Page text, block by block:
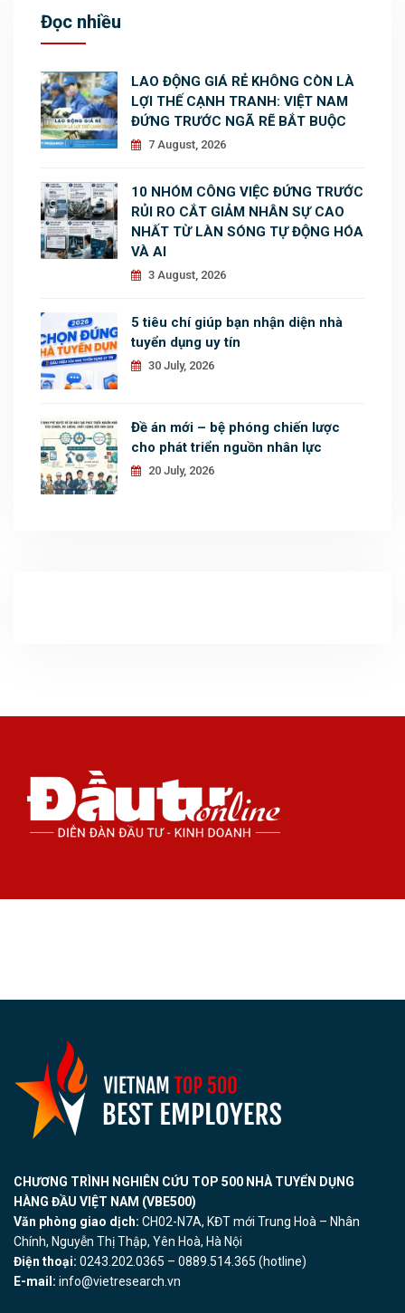
Đọc nhiều
LAO ĐỘNG GIÁ RẺ KHÔNG CÒN LÀ
LỢI THẾ CẠNH TRANH: VIỆT NAM
ĐỨNG TRƯỚC NGÃ RẼ BẮT BUỘC
7 August, 2026
10 NHÓM CÔNG VIỆC ĐỨNG TRƯỚC
RỦI RO CẮT GIẢM NHÂN SỰ CAO
NHẤT TỪ LÀN SÓNG TỰ ĐỘNG HÓA
VÀ AI
3 August, 2026
5 tiêu chí giúp bạn nhận diện nhà
tuyển dụng uy tín
30 July, 2026
Đề án mới – bệ phóng chiến lược
cho phát triển nguồn nhân lực
20 July, 2026
CHƯƠNG TRÌNH NGHIÊN CỨU TOP 500 NHÀ TUYỂN DỤNG
HÀNG ĐẦU VIỆT NAM (VBE500)
Văn phòng giao dịch: CH02-N7A, KĐT mới Trung Hoà – Nhân
Chính, Nguyễn Thị Thập, Yên Hoà, Hà Nội
Điện thoại: 0243.202.0365 – 0889.514.365 (hotline)
E-mail: info@vietresearch.vn